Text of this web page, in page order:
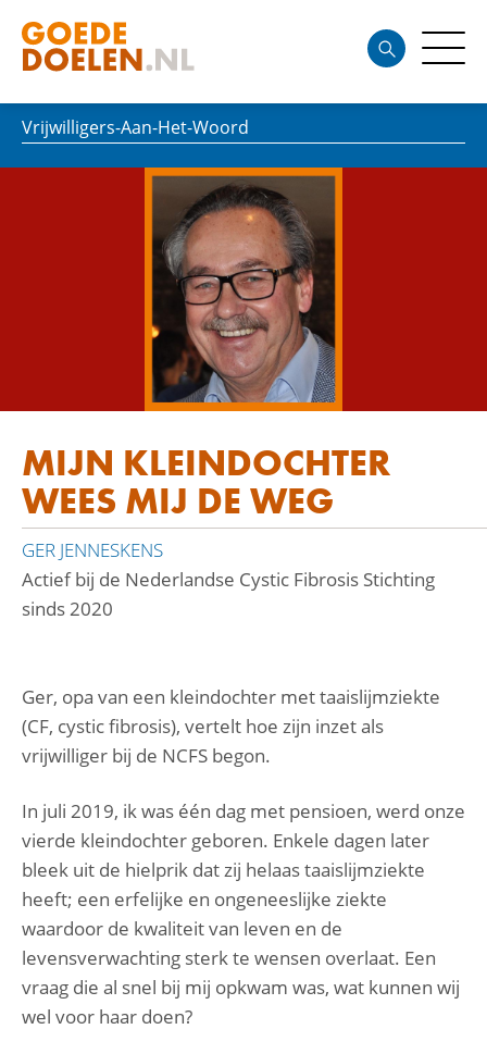
Vrijwilligers-Aan-Het-Woord
MIJN KLEINDOCHTER
WEES MIJ DE WEG
GER JENNESKENS
Actief bij de Nederlandse Cystic Fibrosis Stichting
sinds 2020
Ger, opa van een kleindochter met taaislijmziekte
(CF, cystic fibrosis), vertelt hoe zijn inzet als
vrijwilliger bij de NCFS begon.
In juli 2019, ik was één dag met pensioen, werd onze
vierde kleindochter geboren. Enkele dagen later
bleek uit de hielprik dat zij helaas taaislijmziekte
heeft; een erfelijke en ongeneeslijke ziekte
waardoor de kwaliteit van leven en de
levensverwachting sterk te wensen overlaat. Een
vraag die al snel bij mij opkwam was, wat kunnen wij
wel voor haar doen?